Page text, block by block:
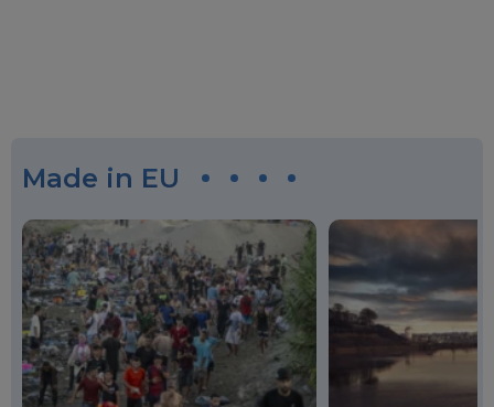
Made in EU